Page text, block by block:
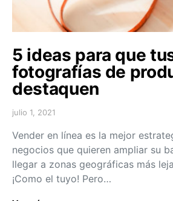
5 ideas para que
fotografías de
destaquen
julio 1, 2021
Vender en línea es la mejor
negocios que quieren ampliar su
llegar a zonas geográficas más
¡Como el tuyo! Pero…